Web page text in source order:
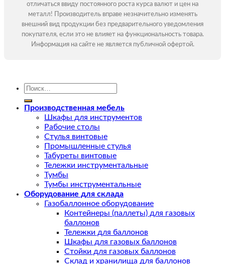
отличаться ввиду постоянного роста курса валют и цен на
металл! Производитель вправе незначительно изменять
внешний вид продукции без предварительного уведомления
покупателя, если это не влияет на функциональность товара.
Информация на сайте не является публичной офертой.
Искать:
Производственная мебель
Шкафы для инструментов
Рабочие столы
Стулья винтовые
Промышленные стулья
Табуреты винтовые
Тележки инструментальные
Тумбы
Тумбы инструментальные
Оборудование для склада
Газобаллонное оборудование
Контейнеры (паллеты) для газовых
баллонов
Тележки для баллонов
Шкафы для газовых баллонов
Стойки для газовых баллонов
Склад и хранилища для баллонов